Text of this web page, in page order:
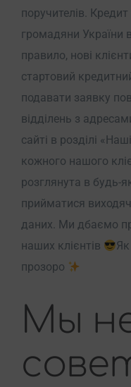
поручителів.
громадяни України
правило, нові
стартовий
подавати заявку
відділень з
сайті в розділі
кожного нашого
розглянута в будь-
прийматися
даних. Ми дбаємо
наших клієнтів
прозоро
Мы